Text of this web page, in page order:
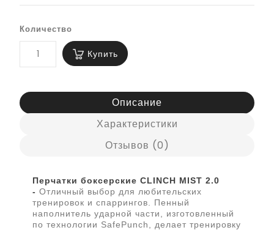
Количество
Купить
Описание
Характеристики
Отзывов (0)
Перчатки боксерские CLINCH MIST 2.0
-Отличный выбор для любительских
тренировок и спаррингов. Пенный
наполнитель ударной части, изготовленный
по технологии SafePunch, делает тренировку